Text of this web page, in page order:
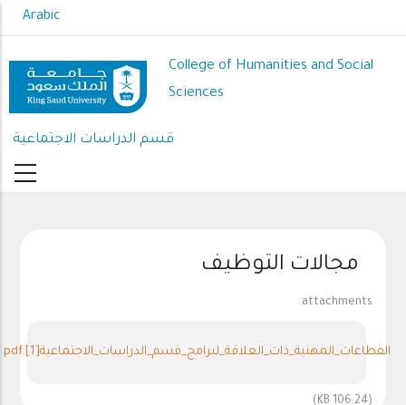
to
content
Arabic
College of Humanities and Social
Sciences
قسم الدراسات الاجتماعية
مجالات التوظيف
attachments
القطاعات_المهنية_ذات_العلاقة_لبرامج_قسم_الدراسات_الاجتماعية[1].pdf
(106.24 KB)